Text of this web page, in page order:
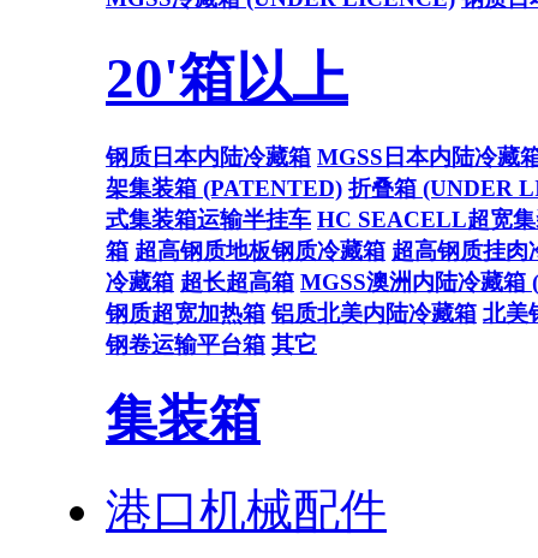
20'箱以上
钢质日本内陆冷藏箱 MGSS日本内陆冷藏
架集装箱 (PATENTED) 折叠箱 (UNDER
式集装箱运输半挂车 HC SEACELL超宽
箱 超高钢质地板钢质冷藏箱 超高钢质挂肉
冷藏箱 超长超高箱 MGSS澳洲内陆冷藏
钢质超宽加热箱 铝质北美内陆冷藏箱 北美
钢卷运输平台箱 其它
集装箱
港口机械配件